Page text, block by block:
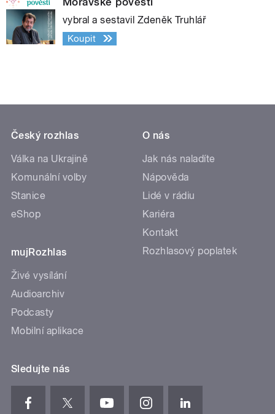
vybral a sestavil Zdeněk Truhlář
Koupit
Český rozhlas
Válka na Ukrajině
Komunální volby
Stanice
eShop
mujRozhlas
Živé vysílání
Audioarchiv
Podcasty
Mobilní aplikace
O nás
Jak nás naladíte
Nápověda
Lidé v rádiu
Kariéra
Kontakt
Rozhlasový poplatek
Sledujte nás